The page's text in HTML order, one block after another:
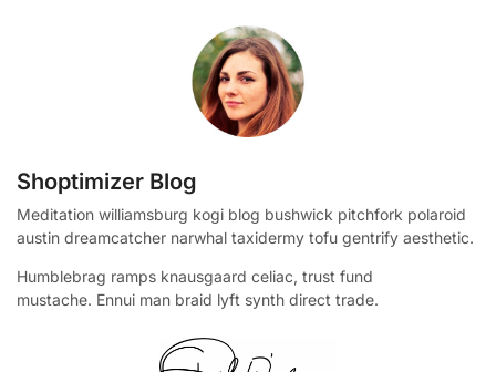
Shoptimizer Blog
Meditation williamsburg kogi blog bushwick pitchfork polaroid
austin dreamcatcher narwhal taxidermy tofu gentrify aesthetic.
Humblebrag ramps knausgaard celiac, trust fund
mustache. Ennui man braid lyft synth direct trade.